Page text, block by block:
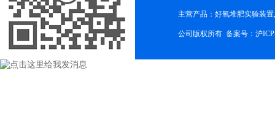
主营产品：好氧堆肥实验装
公司版权所有 备案号： 沪